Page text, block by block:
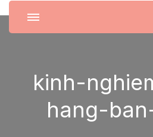
kinh-
hang-